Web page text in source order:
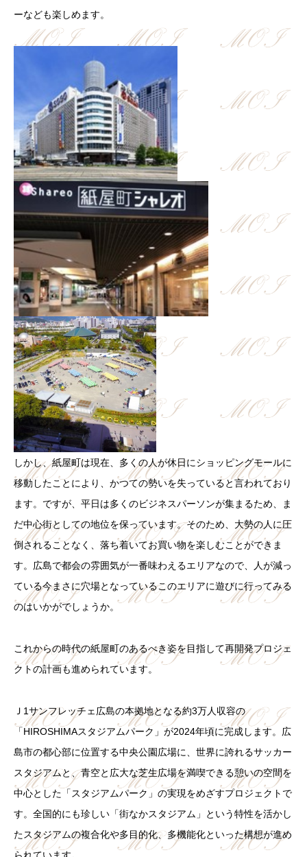
ーなども楽しめます。
しかし、紙屋町は現在、多くの人が休日にショッピングモールに
移動したことにより、かつての勢いを失っていると言われており
ます。ですが、平日は多くのビジネスパーソンが集まるため、ま
だ中心街としての地位を保っています。そのため、大勢の人に圧
倒されることなく、落ち着いてお買い物を楽しむことができま
す。広島で都会の雰囲気が一番味わえるエリアなので、人が減っ
ている今まさに穴場となっているこのエリアに遊びに行ってみる
のはいかがでしょうか。
これからの時代の紙屋町のあるべき姿を目指して再開発プロジェ
クトの計画も進められています。
Ｊ1サンフレッチェ広島の本拠地となる約3万人収容の
「HIROSHIMAスタジアムパーク」が2024年頃に完成します。広
島市の都心部に位置する中央公園広場に、世界に誇れるサッカー
スタジアムと、青空と広大な芝生広場を満喫できる憩いの空間を
中心とした「スタジアムパーク」の実現をめざすプロジェクトで
す。全国的にも珍しい「街なかスタジアム」という特性を活かし
たスタジアムの複合化や多目的化、多機能化といった構想が進め